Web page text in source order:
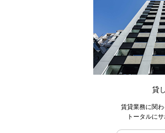
貸
賃貸業務に関
トータルに